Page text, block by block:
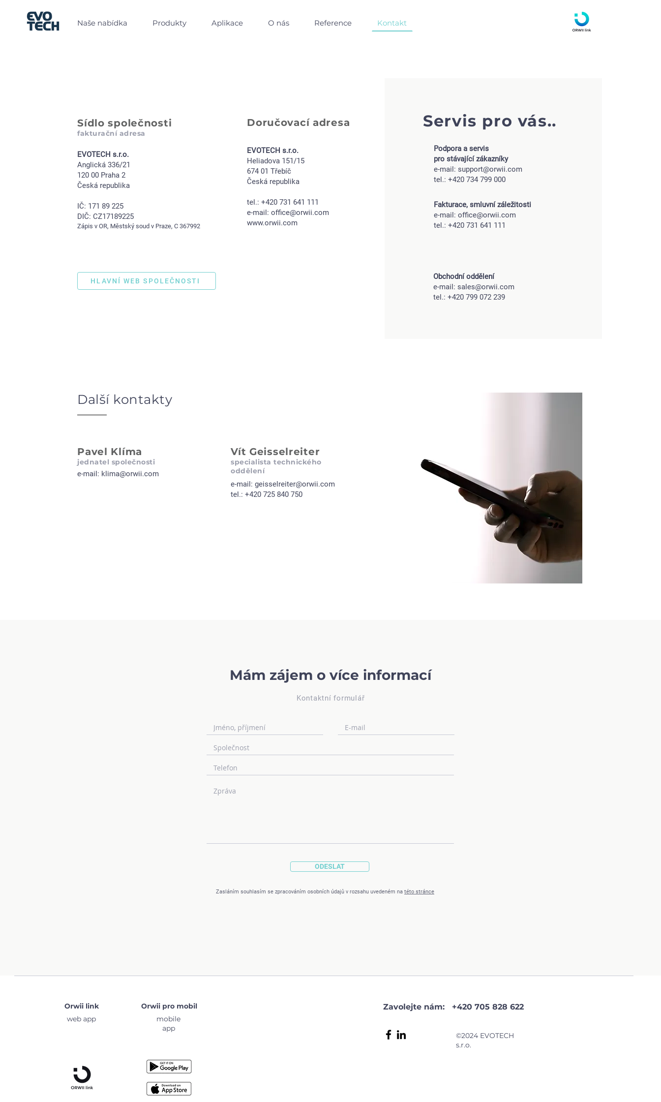
Naše nabídka Produkty Aplikace O nás Reference Kontakt
Sídlo společnosti Doručovací adresa
fakturační adresa
EVOTECH s.r.o.
Anglická 336/21
120 00 Praha 2
Česká republika
IČ: 171 89 225
DIČ: CZ17189225
Zápis v OR, Městský soud v Praze, C 367992
EVOTECH s.r.o.
Heliadova 151/15
674 01 Třebíč
Česká republika
tel.: +420 731 641 111
e-mail: office@orwii.com
www.orwii.com
HLAVNÍ WEB SPOLEČNOSTI
Podpora a servis
pro stávající zákazníky
e-mail:support@orwii.com
tel.: +420 734 799 000
Servis pro vás..
Fakturace, smluvní záležitosti
e-mail:office@orwii.com
tel.: +420 731 641 111
Obchodní oddělení
e-mail:sales@orwii.com
tel.: +420 799 072 239
Další kontakty
Pavel Klíma
jednatel společnosti
e-mail: klima@orwii.com
Vít Geisselreiter
specialista technického
oddělení
e-mail:geisselreiter@orwii.com
tel.: +420 725 840 750
Mám zájem o více informací
Kontaktní formulář
ODESLAT
Zasláním souhlasím se zpracováním osobních údajů v rozsahu uvedeném na této stránce
Orwii link
web app
Orwii pro mobil
mobile
app
Zavolejte nám: +420 705 828 622
©2024 EVOTECH
s.r.o.